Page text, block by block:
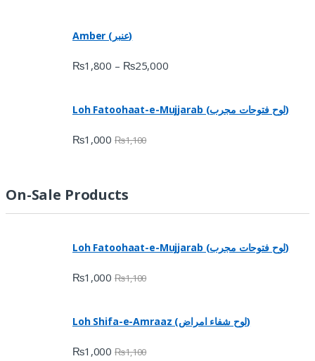
Amber (عنبر)
₨1,800 – ₨25,000
Loh Fatoohaat-e-Mujjarab (لوح فتوحات مجرب)
₨1,000 ₨1,100
On-Sale Products
Loh Fatoohaat-e-Mujjarab (لوح فتوحات مجرب)
₨1,000 ₨1,100
Loh Shifa-e-Amraaz (لوح شفاء امراض)
₨1,000 ₨1,100